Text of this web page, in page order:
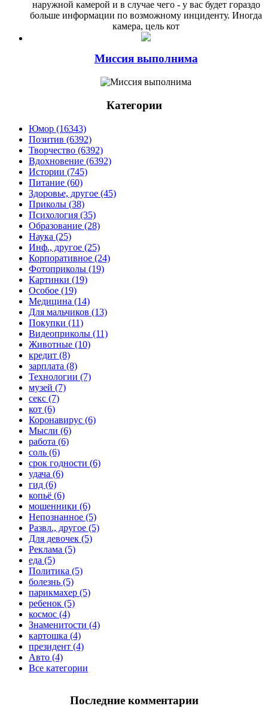
наружной камерой и в случае чего - у вас будет гораздо
больше информации по возможному инциденту. Иногда
камера, цель кот
Миссия выполнима
Категории
Юмор (16343)
Позитив (6392)
Творчество (6392)
Вдохновение (6392)
Истории (745)
Питание (60)
Здоровье, другое (45)
Приколы (38)
Психология (35)
Образование (28)
Наука (25)
Инф., другое (25)
Корпоративное (24)
Фотоприколы (19)
Картинки (19)
Особое (19)
Медицина (14)
Для мальчиков (13)
Покупки (11)
Видеоприколы (11)
Животные (10)
кредит (8)
зарплата (8)
Технологии (7)
музей (7)
секс (7)
кот (6)
Коронавирус (6)
Мысли (6)
работа (6)
соль (6)
срок годности (6)
удача (6)
гид (6)
копьё (6)
мошенники (6)
Непознанное (5)
Развл., другое (5)
Для девочек (5)
Реклама (5)
еда (5)
Политика (5)
болезнь (5)
парикмахер (5)
ребенок (5)
космос (4)
Знаменитости (4)
картошка (4)
президент (4)
Авто (4)
Все категории
Последние комментарии